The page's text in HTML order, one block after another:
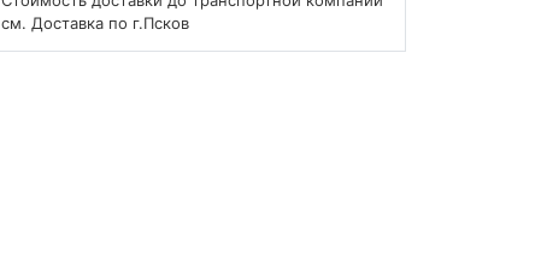
см. Доставка по г.Псков